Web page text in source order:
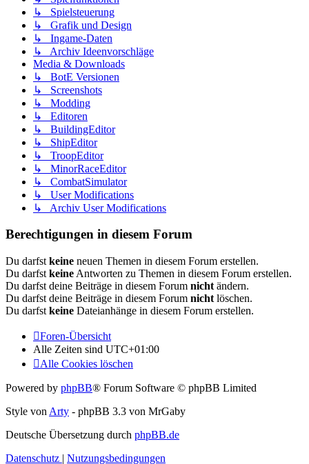
↳ Spielsteuerung
↳ Grafik und Design
↳ Ingame-Daten
↳ Archiv Ideenvorschläge
Media & Downloads
↳ BotE Versionen
↳ Screenshots
↳ Modding
↳ Editoren
↳ BuildingEditor
↳ ShipEditor
↳ TroopEditor
↳ MinorRaceEditor
↳ CombatSimulator
↳ User Modifications
↳ Archiv User Modifications
Berechtigungen in diesem Forum
Du darfst keine neuen Themen in diesem Forum erstellen.
Du darfst keine Antworten zu Themen in diesem Forum erstellen.
Du darfst deine Beiträge in diesem Forum nicht ändern.
Du darfst deine Beiträge in diesem Forum nicht löschen.
Du darfst keine Dateianhänge in diesem Forum erstellen.
Foren-Übersicht
Alle Zeiten sind UTC+01:00
Alle Cookies löschen
Powered by phpBB® Forum Software © phpBB Limited
Style von Arty - phpBB 3.3 von MrGaby
Deutsche Übersetzung durch phpBB.de
Datenschutz | Nutzungsbedingungen